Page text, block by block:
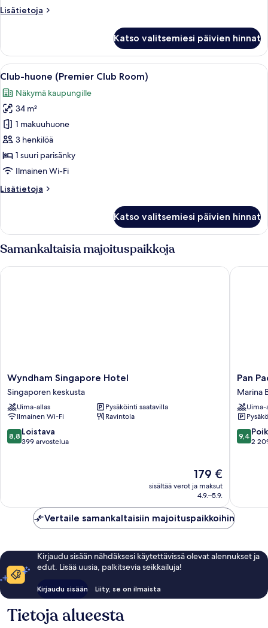
Lisätietoja
Lisätietoja
Katso valitsemiesi päivien hinnat
Avaa
kaikki
huonetyypin
Club-
huone
(Premier
Club
Room)
Hotellihuone, jossa on sänky,
7
Club-huone (Premier Club Room)
Näkymä kaupungille
34 m²
1 makuuhuone
3 henkilöä
1 suuri parisänky
Ilmainen Wi-Fi
Lisätietoja
Lisätietoja
(Premier
Room)
Katso valitsemiesi päivien hinnat
Samankaltaisia majoituspaikkoja
Wyndham
Singapore
Hotel
Singaporen
keskusta
Wyndham Singapore Hotel
Singaporen keskusta
Uima-allas
Pysäköinti saatavilla
Ilmainen Wi-Fi
Ravintola
8.8
kautta
8,8 Loistava
399 arvostelua
Hinta
on
179 €
179 €
sisältää verot ja maksut
4.9.–5.9.
Wyndham Singapore Hotel
Pan
Pacific
Marina
Bay
Pan
Marina
Uima-
9.4
kautta
9,4
2
Pan
Vertaile samankaltaisiin majoituspaikkoihin
Kirjaudu sisään nähdäksesi käytettävissä olevat alennukset ja
edut. Lisää uusia, palkitsevia seikkailuja!
Kirjaudu sisään Liity, se on ilmaista
Tietoja alueesta